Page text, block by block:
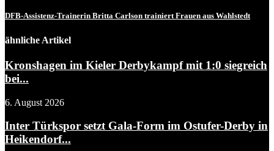
DFB-Assistenz-Trainerin Britta Carlson trainiert Frauen aus Wahlstedt
ähnliche Artikel
Kronshagen im Kieler Derbykampf mit 1:0 siegreich
bei...
6. August 2026
Inter Türkspor setzt Gala-Form im Ostufer-Derby in
Heikendorf...